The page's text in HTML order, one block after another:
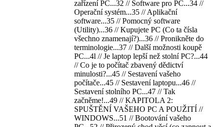
zařízení PC...32 // Software pro PC...34 //
Operační systém...35 // Aplikační
software...35 // Pomocný software
(Utility)...36 // Kupujete PC (Co ta čísla
všechno znamenají?)...36 // Pronikněte do
terminologie...37 // Další možnosti koupě
PC...4l // Je laptop lepší než stolní PC?...44
// Co je to počítač zbavený dědictví
minulosti?...45 // Sestavení vašeho
počítače...45 // Sestavení laptopu...46 //
Sestavení stolního PC...47 // Tak
začněme!...49 // KAPITOLA 2:
SPUŠTĚNÍ VAŠEHO PC A POUŽITÍ //
WINDOWS...51 // Bootování vašeho